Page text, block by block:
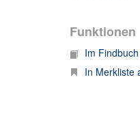
Funktionen
Im
In Merkliste